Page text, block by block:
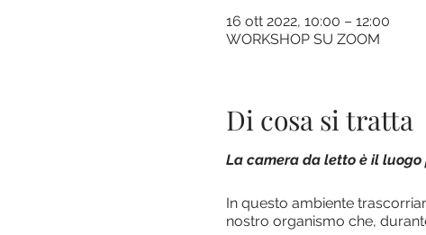
16 ott 2022, 10:00 – 12:00
WORKSHOP SU ZOOM
Di cosa si tratta
La camera da letto è il
In questo ambiente
nostro organismo che,